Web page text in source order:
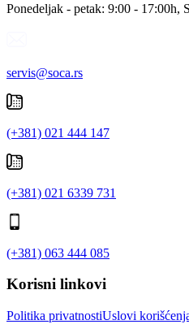
Ponedeljak - petak: 9:00 - 17:00h,
servis@soca.rs
(+381) 021 444 147
(+381) 021 6339 731
(+381) 063 444 085
Korisni linkovi
Politika privatnostiUslovi